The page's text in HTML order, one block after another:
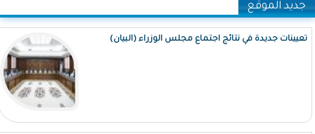
جديد الموقع
تعيينات جديدة في نتائج اجتماع مجلس الوزراء (البيان)